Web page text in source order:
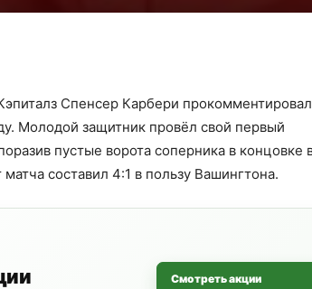
Спенсер Карбери прокомментировал
Молодой защитник провёл свой первый
пустые ворота соперника в концовке
составил 4:1 в пользу Вашингтона.
Смотреть акции